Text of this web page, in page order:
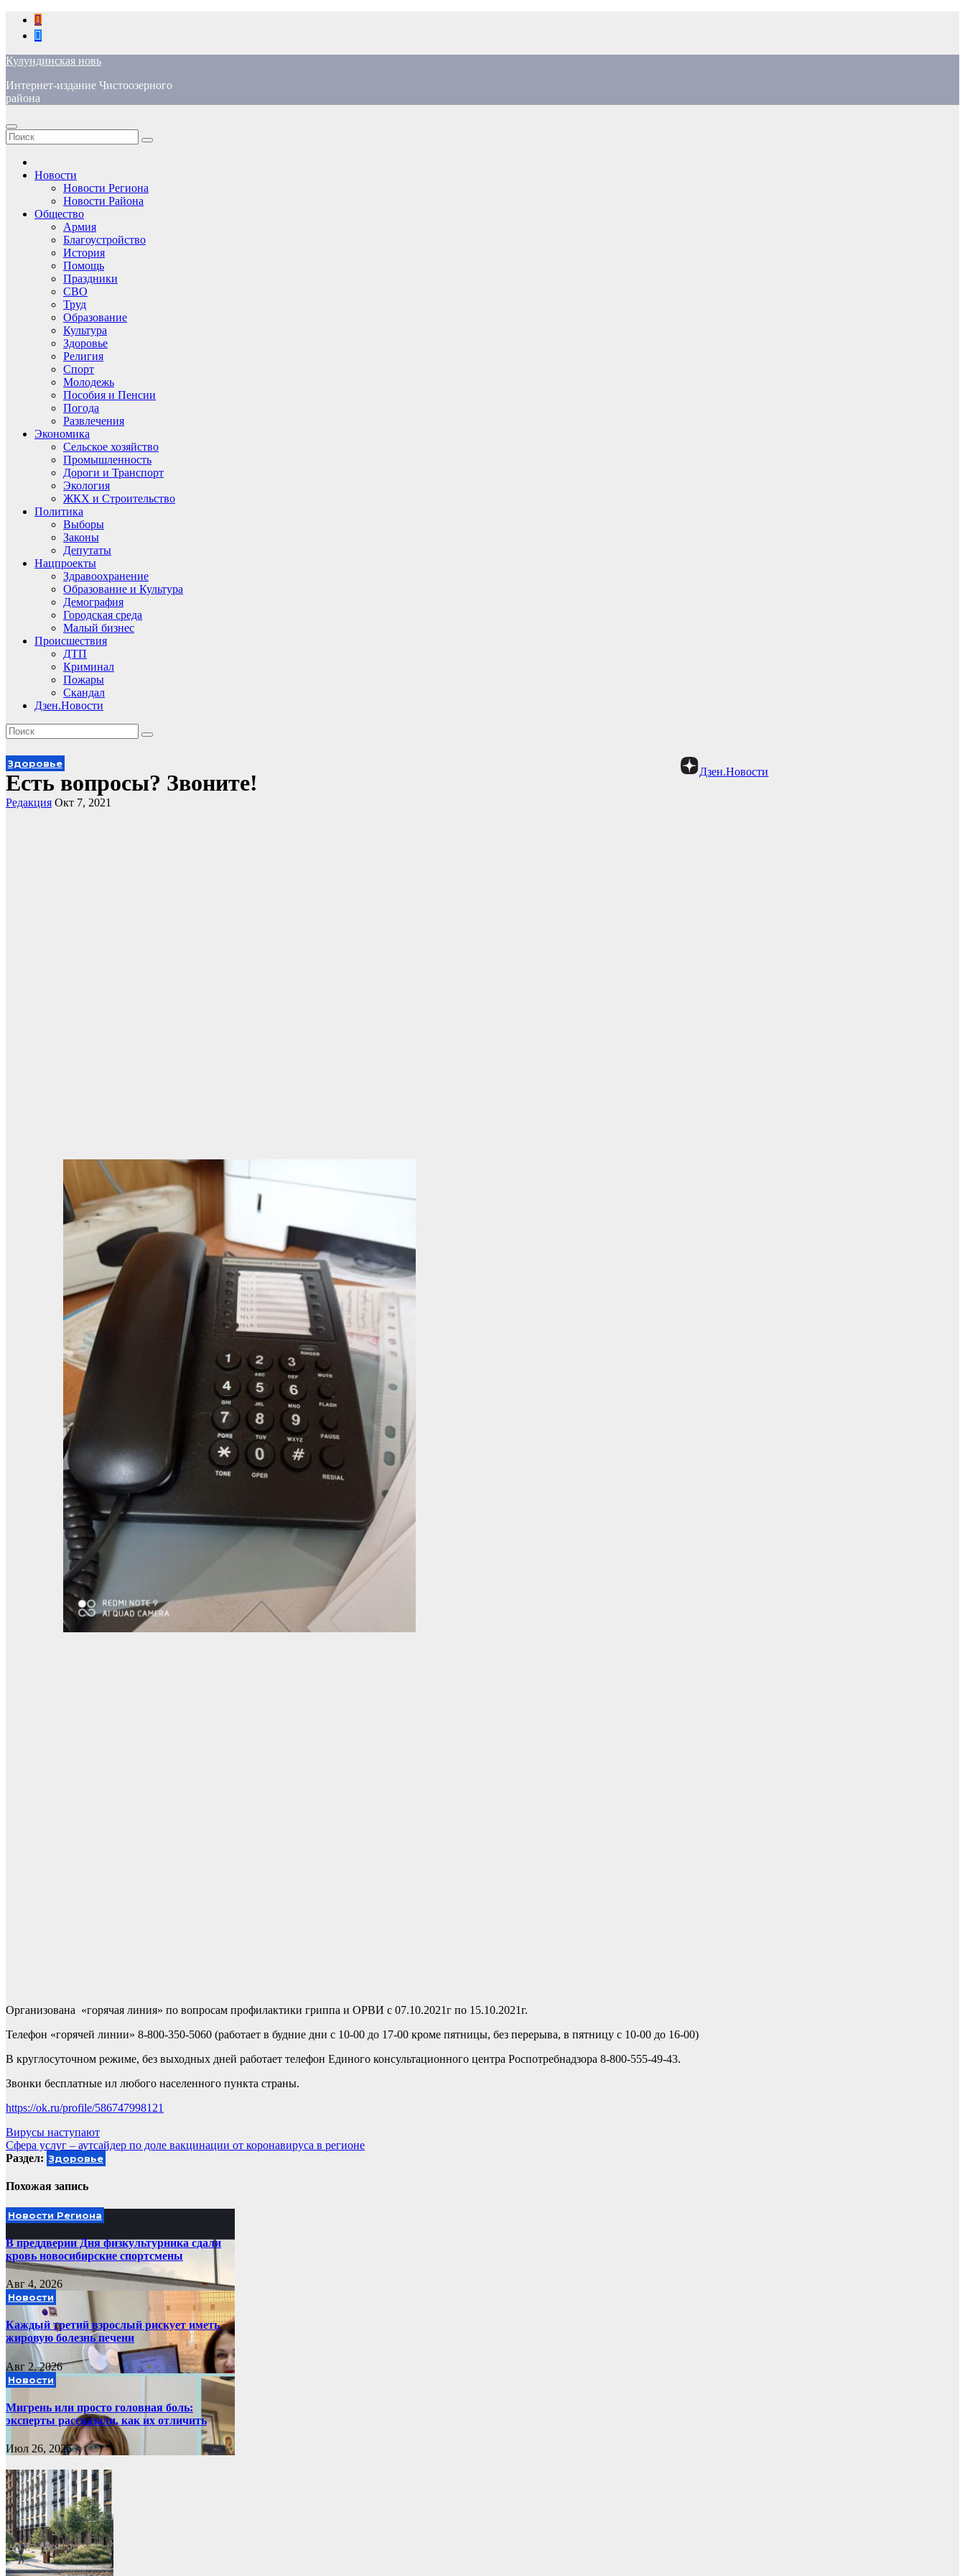
Перейти
содержимому
Кулундинская новь
Интернет-издание Чистоозерного
района
Новости
Новости Региона
Новости Района
Общество
Армия
Благоустройство
История
Помощь
Праздники
СВО
Труд
Образование
Культура
Здоровье
Религия
Спорт
Молодежь
Пособия и Пенсии
Погода
Развлечения
Экономика
Сельское хозяйство
Промышленность
Дороги и Транспорт
Экология
ЖКХ и Строительство
Политика
Выборы
Законы
Депутаты
Нацпроекты
Здравоохранение
Образование и Культура
Демография
Городская среда
Малый бизнес
Происшествия
ДТП
Криминал
Пожары
Скандал
Дзен.Новости
Дзен.Новости
Здоровье
Есть вопросы? Звоните!
Редакция Окт 7, 2021
Организована «горячая линия» по вопросам профилактики гриппа и ОРВИ с 07.10.2021г по 15.10.2021г.
Телефон «горячей линии» 8-800-350-5060 (работает в будние дни с 10-00 до 17-00 кроме пятницы, без перерыва, в пятницу с 10-00 до 16-00)
В круглосуточном режиме, без выходных дней работает телефон Единого консультационного центра Роспотребнадзора 8-800-555-49-43.
Звонки бесплатные ил любого населенного пункта страны.
https://ok.ru/profile/586747998121
Навигация
по
Вирусы наступают
Сфера услуг – аутсайдер по доле вакцинации от коронавируса в регионе
Раздел: Здоровье
Похожая запись
Новости Региона
В преддверии Дня физкультурника сдали
кровь новосибирские спортсмены
Авг 4, 2026
Новости
Каждый третий взрослый рискует иметь
жировую болезнь печени
Авг 2, 2026
Новости
Мигрень или просто головная боль:
эксперты рассказали, как их отличить
Июл 26, 2026